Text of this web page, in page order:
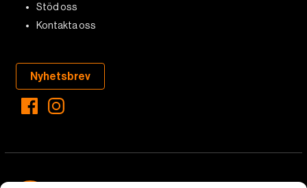
Stöd oss
Kontakta oss
Nyhetsbrev